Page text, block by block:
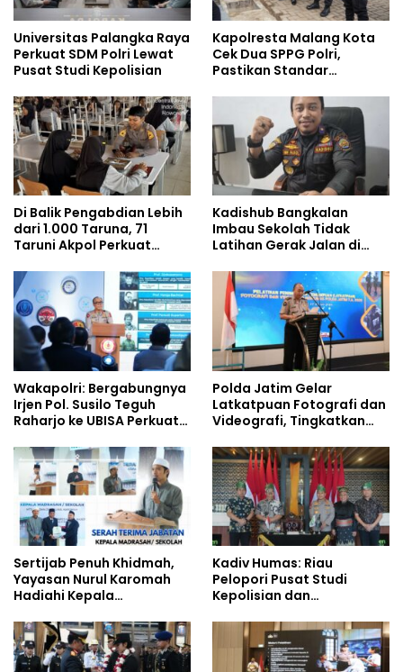
Universitas Palangka Raya
Perkuat SDM Polri Lewat
Pusat Studi Kepolisian
Kapolresta Malang Kota
Cek Dua SPPG Polri,
Pastikan Standar
Pengelolaan Limbah
Berjalan Optimal
Di Balik Pengabdian Lebih
dari 1.000 Taruna, 71
Taruni Akpol Perkuat
Siswa Sekolah Rakyat
Kadishub Bangkalan
Imbau Sekolah Tidak
Latihan Gerak Jalan di
Wakapolri: Bergabungnya
Irjen Pol. Susilo Teguh
Raharjo ke UBISA Perkuat
Studi Kepolisian
Polda Jatim Gelar
Latkatpuan Fotografi dan
Videografi, Tingkatkan
Era Digital
Sertijab Penuh Khidmah,
Yayasan Nurul Karomah
Hadiahi Kepala
Umrah
Kadiv Humas: Riau
Pelopori Pusat Studi
Kepolisian dan
Policing Masuki Babak